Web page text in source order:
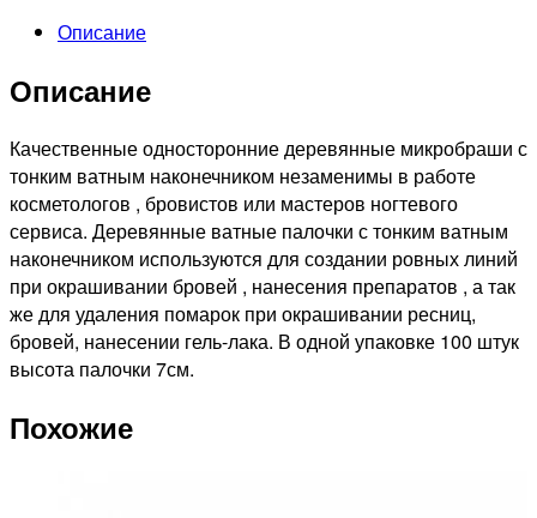
7см,
Описание
Описание
Качественные односторонние деревянные микробраши с
тонким ватным наконечником незаменимы в работе
косметологов , бровистов или мастеров ногтевого
сервиса. Деревянные ватные палочки с тонким ватным
наконечником используются для создании ровных линий
при окрашивании бровей , нанесения препаратов , а так
же для удаления помарок при окрашивании ресниц,
бровей, нанесении гель-лака. В одной упаковке 100 штук
высота палочки 7см.
Похожие